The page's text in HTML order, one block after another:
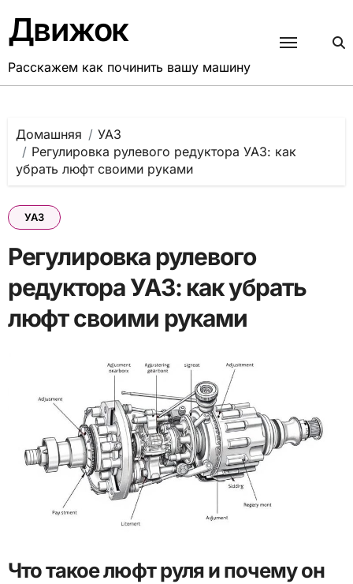
содержанию
Движок
Расскажем как починить вашу машину
Домашняя
УАЗ
Регулировка рулевого редуктора УАЗ: как
убрать люфт своими руками
УАЗ
Регулировка рулевого
редуктора УАЗ: как убрать
люфт своими руками
Что такое люфт руля и почему он